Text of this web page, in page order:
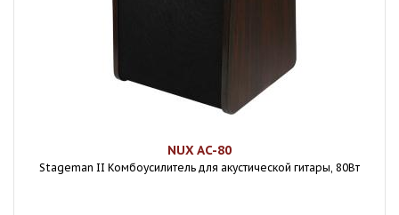
NUX AC-80
Stageman II Комбоусилитель для акустической гитары, 80Вт